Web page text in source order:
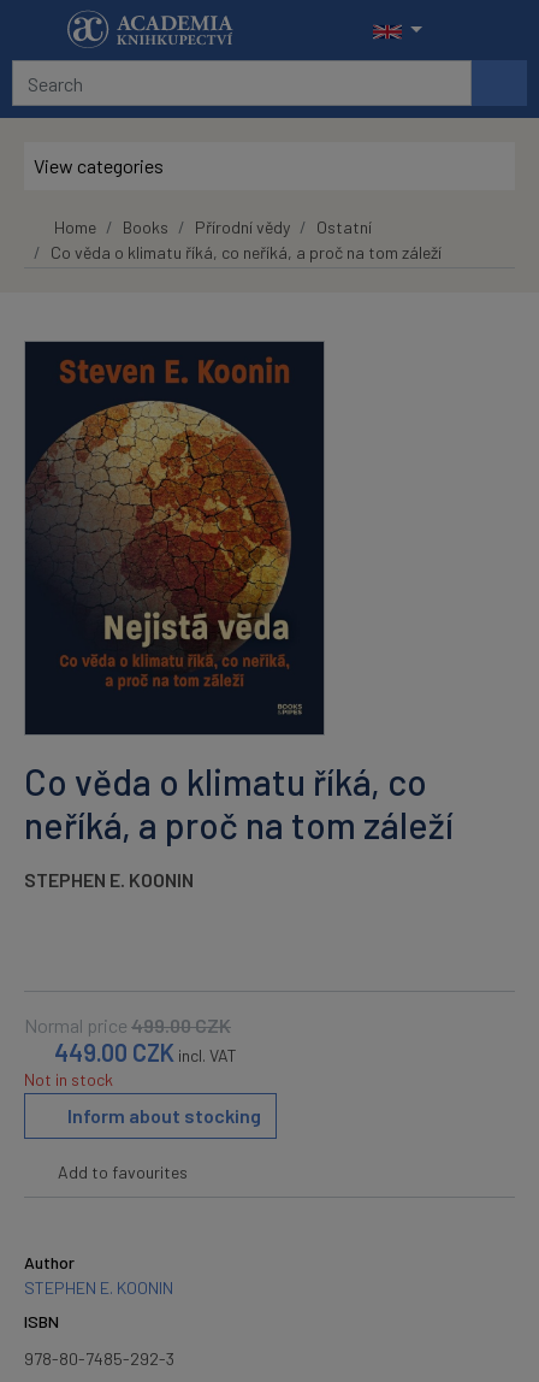
Skip to main content
View categories
Home Books Přírodní vědy
Ostatní
Co věda o klimatu říká, co neříká, a proč na tom záleží
Co věda o klimatu říká, co
neříká, a proč na tom záleží
STEPHEN E. KOONIN
Normal price 499.00CZK
449.00 CZK incl. VAT
Not in stock
Inform about stocking
Add to favourites
Author
STEPHEN E. KOONIN
ISBN
978-80-7485-292-3